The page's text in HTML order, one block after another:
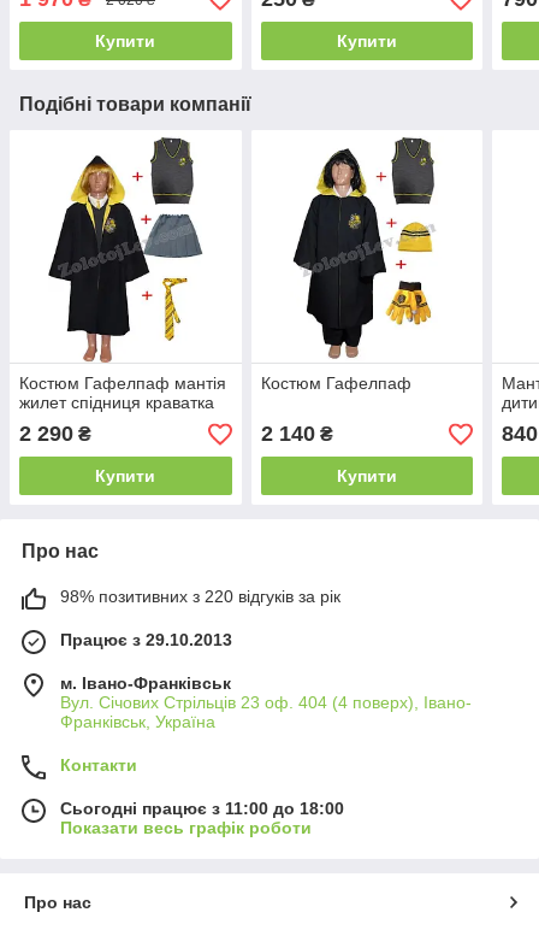
Купити Купити
Подібні товари компанії
Костюм Гафелпаф мантія
жилет спідниця краватка
2 290 ₴
Купити
Костюм Гафелпаф
2 140₴
Купити
840
Про нас
98% позитивних з 220 відгуків за рік
Працює з 29.10.2013
м. Івано-Франківськ
Вул. Січових Стрільців 23 оф. 404 (4 поверх), Івано-
Франківськ, Україна
Контакти
Сьогодні працює з 11:00 до 18:00
Показати весь графік роботи
Про нас